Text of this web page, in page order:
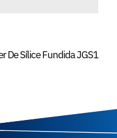
De Sílice Fundida JGS1